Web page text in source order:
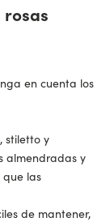
en cuenta los
stiletto y
almendradas y
las
de mantener,